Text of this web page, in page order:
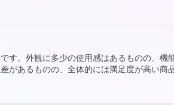
。外観に多少の使用感はあるものの、機
あるものの、全体的には満足度が高い商品